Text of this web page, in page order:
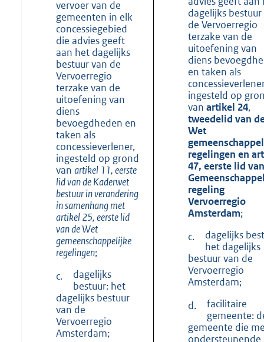
vervoer van de
gemeenten in elk
concessiegebied
die advies geeft
aan het dagelijks
bestuur van de
Vervoerregio
terzake van de
uitoefening van
diens
bevoegdheden en
taken als
concessieverlener,
ingesteld op grond
van artikel 11, eerste
lid van de Kaderwet
bestuur in verandering
in samenhang met
artikel 25, eerste lid
van de Wet
gemeenschappelijke
regelingen;
c.
dagelijks
bestuur: het
dagelijks bestuur
van de
Vervoerregio
Amsterdam;
dagelijks bestuur
de Vervoerregio
terzake van de
uitoefening van
diens
en taken als
ingesteld op
van artikel 24,
tweedelid van
Wet
regelingen en
47, eerste lid
regeling
Vervoerregio
Amsterdam;
c.
dagelijks
het dagelijks
bestuur van de
Vervoerregio
Amsterdam;
d.
facilitaire
gemeente:
gemeente die
ondersteunende